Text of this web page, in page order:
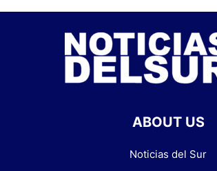
ABOUT US
Noticias del Sur